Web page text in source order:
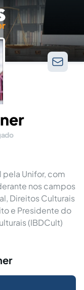
Unifor, com
nos campos
Direitos Culturais
e Presidente do
(IBDCult)